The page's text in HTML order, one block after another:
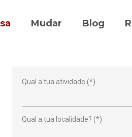
Mudar Blog
Qual a tua atividade (*)
Qual a tua localidade? (*)